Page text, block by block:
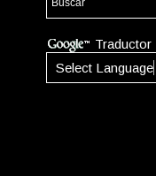
Traductor
Select Language